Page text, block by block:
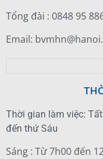
Tổng đài : 0848 95
Email:
Thời gian làm việc:
đến thứ Sáu
Sáng : Từ 7h00 đến